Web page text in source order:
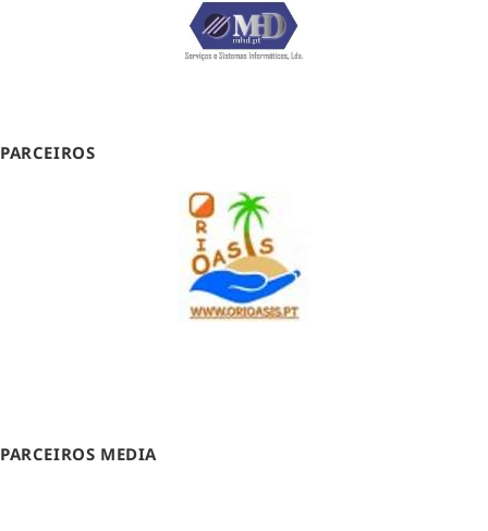
PARCEIROS
PARCEIROS MEDIA